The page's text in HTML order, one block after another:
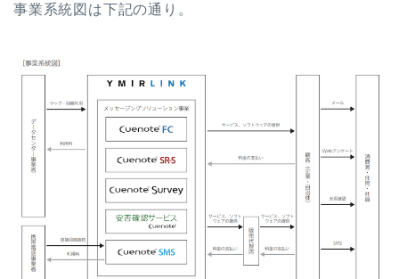
事業系統図は下記の通り。